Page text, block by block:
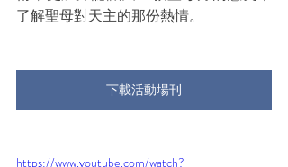
了解聖母對天主的那份熱情。
下載活動場刊
https://www.youtube.com/watch?